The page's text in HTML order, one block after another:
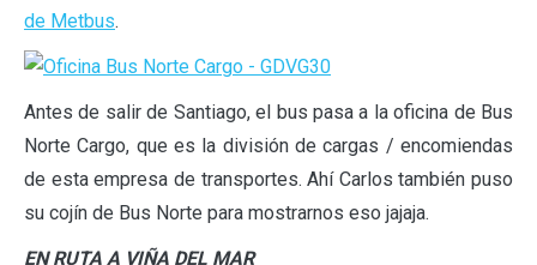
de Metbus.
Antes de salir de Santiago, el bus pasa a la oficina de Bus
Norte Cargo, que es la división de cargas / encomiendas
de esta empresa de transportes. Ahí Carlos también puso
su cojín de Bus Norte para mostrarnos eso jajaja.
EN RUTA A VIÑA DEL MAR